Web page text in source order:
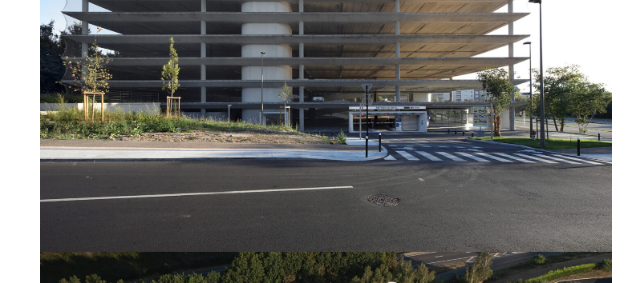
Vertou Parking Relais, construction d’un parking relais de 750 places et locaux de services